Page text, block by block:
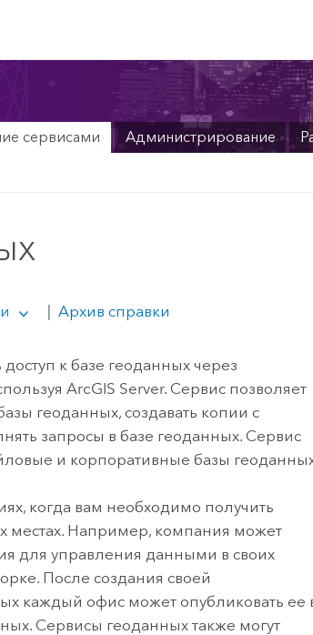
сервисами Администрирование
| Архив справки
к базе геоданных через
ArcGIS Server. Сервис позволяет
геоданных, создавать копии с
запросы в базе геоданных. Сервис
и корпоративные базы
когда вам необходимо получить
местах. Например, компания может
для управления данными в своих
После создания своей
каждый офис может опубликовать ее
Сервисы геоданных также могут